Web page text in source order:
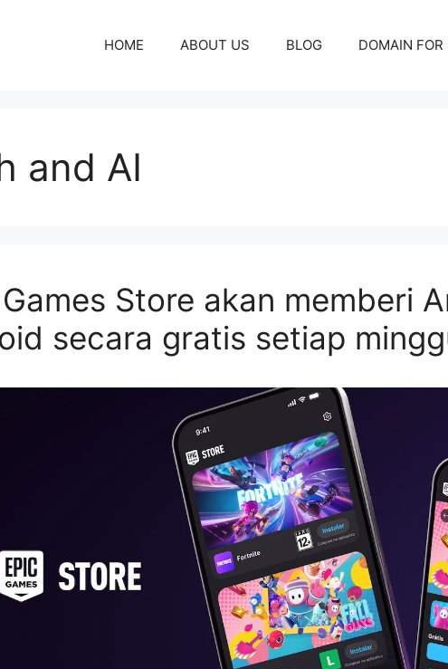
HOME ABOUT US BLOG DOMAIN FOR
and AI
Store akan memberi
secara gratis setiap